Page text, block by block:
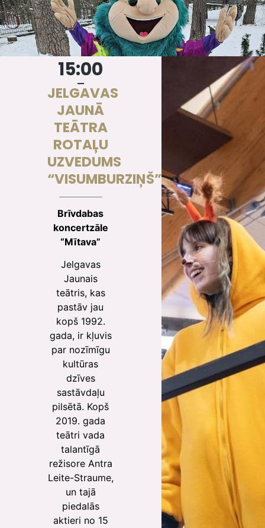
15:00
JELGAVAS
JAUNĀ
TEĀTRA
ROTAĻU
UZVEDUMS
“VISUMBURZIŅŠ”
Brīvdabas
koncertzāle
“Mītava”
Jelgavas
Jaunais
teātris, kas
pastāv jau
kopš 1992.
gada, ir kļuvis
par nozīmīgu
kultūras
dzīves
sastāvdaļu
pilsētā. Kopš
2019. gada
teātri vada
talantīgā
režisore Antra
Leite-Straume,
un tajā
piedalās
aktieri no 15